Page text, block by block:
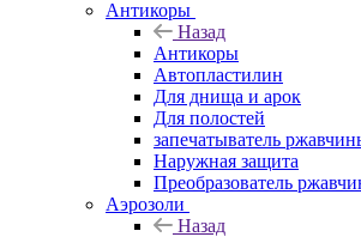
Антикоры
Назад
Антикоры
Автопластилин
Для днища и арок
Для полостей
запечатыватель
Наружная защита
Преобразователь
Аэрозоли
Назад